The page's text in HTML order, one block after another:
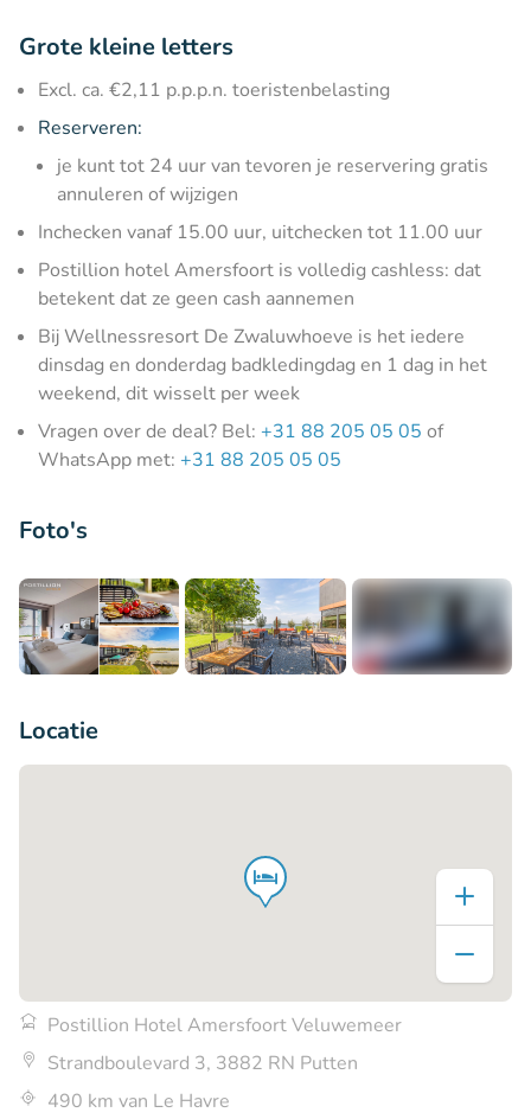
Grote kleine letters
Excl. ca. €2,11 p.p.p.n. toeristenbelasting
Reserveren:
je kunt tot 24 uur van tevoren je reservering gratis
annuleren of wijzigen
Inchecken vanaf 15.00 uur, uitchecken tot 11.00 uur
Postillion hotel Amersfoort is volledig cashless: dat
betekent dat ze geen cash aannemen
Bij Wellnessresort De Zwaluwhoeve is het iedere
dinsdag en donderdag badkledingdag en 1 dag in het
weekend, dit wisselt per week
Vragen over de deal? Bel: +31 88 205 05 05 of
WhatsApp met: +31 88 205 05 05
Foto's
Locatie
Postillion Hotel Amersfoort Veluwemeer
Strandboulevard 3, 3882 RN Putten
490 km van Le Havre